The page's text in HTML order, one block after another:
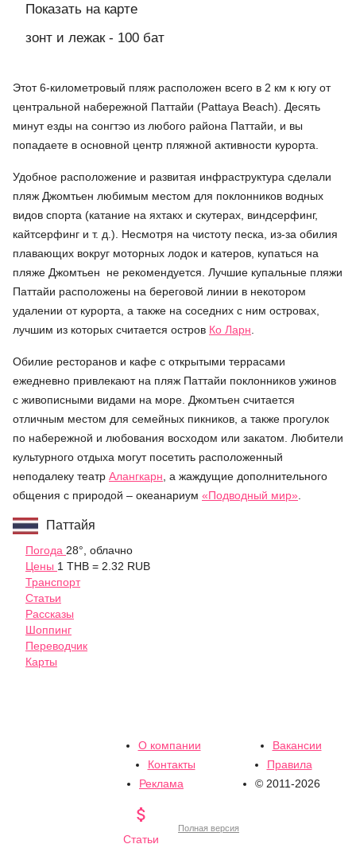
Показать на карте
зонт и лежак - 100 бат
Этот 6-километровый пляж расположен всего в 2 км к югу от
центральной набережной Паттайи (Pattaya Beach). Десять
минут езды на сонгтэо из любого района Паттайи, и вы
попадаете в основной центр пляжной активности курорта.
Удобное расположение и развитая инфраструктура сделали
пляж Джомтьен любимым местом для поклонников водных
видов спорта (катание на яхтакх и скутерах, виндсерфинг,
кайтсерфинг и т. д.). Несмотря на чистоту песка, из-за обилия
плавающих вокруг моторных лодок и катеров, купаться на
пляже Джомтьен
не рекомендуется. Лучшие купальные пляжи
Паттайи расположены на береговой линии в некотором
удалении от курорта, а также на соседних с ним островах,
лучшим из которых считается остров Ко Ларн
Обилие ресторанов и кафе с открытыми террасами
ежедневно привлекают на пляж Паттайи поклонников ужинов
с живописными видами на море. Джомтьен считается
отличным местом для семейных пикников, а также прогулок
по набережной и любования восходом или закатом. Любители
культурного отдыха могут посетить расположенный
неподалеку театр Алангкарн , а жаждущие дополнительного
общения с природой – океанариум «Подводный мир»
Паттайя
Погода 28°, облачно
Цены 1 THB = 2.32 RUB
Транспорт
Статьи
Рассказы
Шоппинг
Переводчик
Карты
О компании
Вакансии
Контакты
Правила
Реклама
© 2011-2026

Статьи
Полная версия